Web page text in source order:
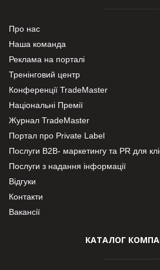
Про нас
Наша команда
Реклама на порталі
Тренінговий центр
Конференції TradeMaster
Національні Премії
Журнал TradeMaster
Портал про Private Label
Послуги В2В- маркетингу та PR для
Послуги з надання інформації
Відгуки
Контакти
Вакансії
КАТАЛОГ